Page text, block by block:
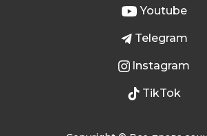
Youtube
Telegram
Instagram
TikTok